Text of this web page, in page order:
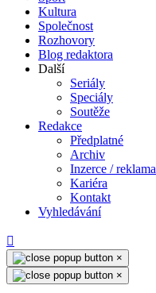
Kultura
Společnost
Rozhovory
Blog redaktora
Další
Seriály
Speciály
Soutěže
Redakce
Předplatné
Archiv
Inzerce / reklama
Kariéra
Kontakt
Vyhledávání
×
×